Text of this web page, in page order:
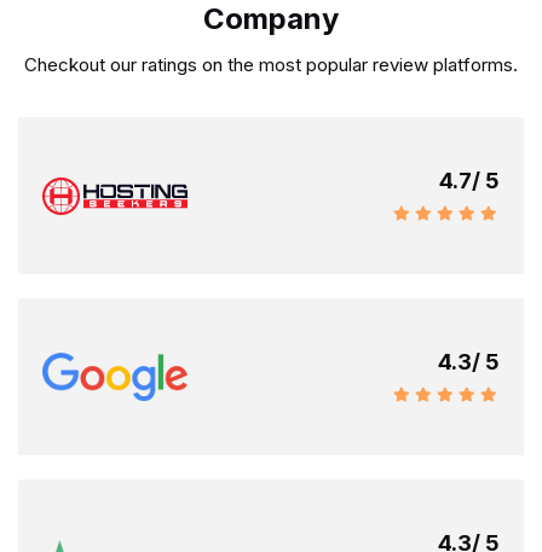
Company
Checkout our ratings on the most popular review platforms.
4.7/ 5
4.3/ 5
4.3/ 5